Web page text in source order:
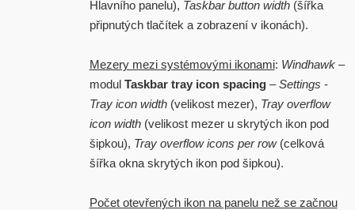
Hlavního panelu), Taskbar button width(šířka
připnutých tlačítek a zobrazení v ikonách).
Mezery mezi systémovými ikonami: Windhawk–
modul Taskbar tray icon spacing–Settings -
Tray icon width(velikost mezer), Tray overflow
icon width(velikost mezer u skrytých ikon pod
šipkou), Tray overflow icons per row(celková
šířka okna skrytých ikon pod šipkou).
Počet otevřených ikon na panelu než se začnou